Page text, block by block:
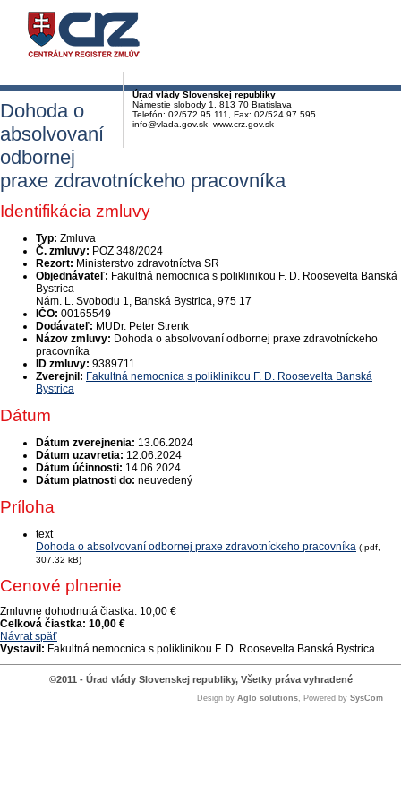
Úrad vlády Slovenskej republiky
Námestie slobody 1, 813 70 Bratislava
Telefón: 02/572 95 111, Fax: 02/524 97 595
info@vlada.gov.sk www.crz.gov.sk
Dohoda o
absolvovaní
odbornej
praxe zdravotníckeho pracovníka
Identifikácia zmluvy
Typ: Zmluva
Č. zmluvy: POZ 348/2024
Rezort: Ministerstvo zdravotníctva SR
Objednávateľ: Fakultná nemocnica s poliklinikou F. D. Roosevelta Banská
Bystrica
Nám. L. Svobodu 1, Banská Bystrica, 975 17
IČO: 00165549
Dodávateľ: MUDr. Peter Strenk
Názov zmluvy: Dohoda o absolvovaní odbornej praxe zdravotníckeho
pracovníka
ID zmluvy: 9389711
Zverejnil: Fakultná nemocnica s poliklinikou F. D. Roosevelta Banská
Bystrica
Dátum
Dátum zverejnenia: 13.06.2024
Dátum uzavretia: 12.06.2024
Dátum účinnosti: 14.06.2024
Dátum platnosti do: neuvedený
Príloha
text
Dohoda o absolvovaní odbornej praxe zdravotníckeho pracovníka (.pdf,
307.32 kB)
Cenové plnenie
Zmluvne dohodnutá čiastka: 10,00 €
Celková čiastka: 10,00 €
Návrat späť
Vystavil: Fakultná nemocnica s poliklinikou F. D. Roosevelta Banská Bystrica
©2011 - Úrad vlády Slovenskej republiky, Všetky práva vyhradené
Design by Aglo solutions, Powered by SysCom